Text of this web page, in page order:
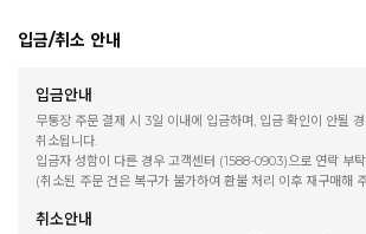
입금/취소 안내
입금안내
무통장 주문 결제 시 3일 이내에 입금하며, 입금 확인이 안될
취소됩니다.
입금자 성함이 다른 경우 고객센터 (1588-0903)으로 연락 부탁
(취소된 주문 건은 복구가 불가하여 환불 처리 이후 재구매해
취소안내